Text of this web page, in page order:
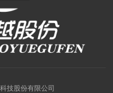
技股份有限公司